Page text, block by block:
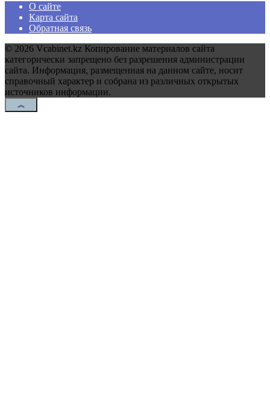
О сайте
Карта сайта
Обратная связь
© 2026 Vcabinet.kz Копирование материалов сайта
категорически запрещено без разрешения администрации
сайта. Информация, размещенная на данном сайте, носит
справочный характер и собрана из различных открытых
источников информации.